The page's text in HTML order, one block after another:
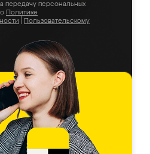
передачу персональных
Политике
Пользовательскому